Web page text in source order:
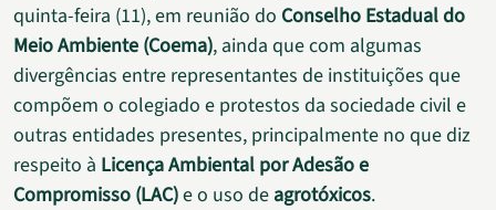
quinta-feira (11), em reunião do Conselho Estadual do
Meio Ambiente (Coema), ainda que com algumas
divergências entre representantes de instituições que
compõem o colegiado e protestos da sociedade civil e
outras entidades presentes, principalmente no que diz
respeito à Licença Ambiental por Adesão e
Compromisso (LAC)e o uso de agrotóxicos.